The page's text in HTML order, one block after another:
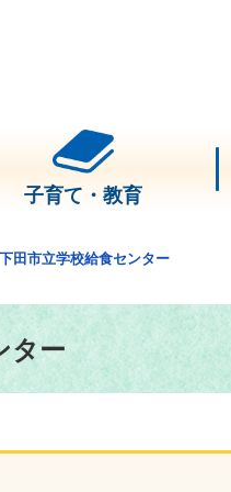
子育て・教育
下田市立学校給食センター
ター